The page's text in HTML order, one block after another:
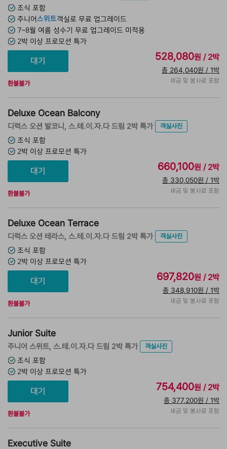
조식 포함
주니어 스위트객실로 무료 업그레이드
7~8월 여름 성수기 무료 업그레이드 미적용
2박 이상 프로모션 특가
환불불가
528,080원 / 2박
총 264,040원 / 1박
세금 및 봉사료 포함
Deluxe Ocean Balcony
디럭스 오션 발코니, 스.테.이.자.다 드림 2박 특가
객실사진
조식 포함
2박 이상 프로모션 특가
환불불가
660,100원 / 2박
총 330,050원 / 1박
세금 및 봉사료 포함
Deluxe Ocean Terrace
디럭스 오션 테라스, 스.테.이.자.다 드림 2박 특가
객실사진
조식 포함
2박 이상 프로모션 특가
환불불가
697,820원 / 2박
총 348,910원 / 1박
세금 및 봉사료 포함
Junior Suite
주니어 스위트, 스.테.이.자.다 드림 2박 특가
객실사진
조식 포함
2박 이상 프로모션 특가
환불불가
754,400원 / 2박
총 377,200원 / 1박
세금 및 봉사료 포함
Executive Suite